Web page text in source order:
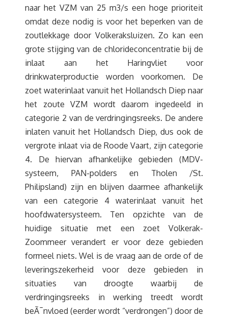
naar het VZM van 25 m3/s een hoge prioriteit
omdat deze nodig is voor het beperken van de
zoutlekkage door Volkeraksluizen. Zo kan een
grote stijging van de chlorideconcentratie bij de
inlaat aan het Haringvliet voor
drinkwaterproductie worden voorkomen. De
zoet waterinlaat vanuit het Hollandsch Diep naar
het zoute VZM wordt daarom ingedeeld in
categorie 2 van de verdringingsreeks. De andere
inlaten vanuit het Hollandsch Diep, dus ook de
vergrote inlaat via de Roode Vaart, zijn categorie
4. De hiervan afhankelijke gebieden (MDV-
systeem, PAN-polders en Tholen /St.
Philipsland) zijn en blijven daarmee afhankelijk
van een categorie 4 waterinlaat vanuit het
hoofdwatersysteem. Ten opzichte van de
huidige situatie met een zoet Volkerak-
Zoommeer verandert er voor deze gebieden
formeel niets. Wel is de vraag aan de orde of de
leveringszekerheid voor deze gebieden in
situaties van droogte waarbij de
verdringingsreeks in werking treedt wordt
beÃ¯nvloed (eerder wordt “verdrongen”) door de